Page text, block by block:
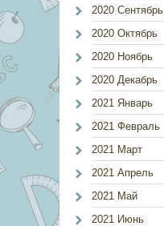
2020 Сентябрь
2020 Октябрь
2020 Ноябрь
2020 Декабрь
2021 Январь
2021 Февраль
2021 Март
2021 Апрель
2021 Май
2021 Июнь